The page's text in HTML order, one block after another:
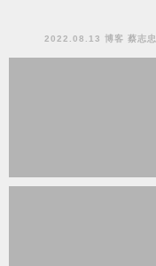
2022.08.13 博客 蔡志忠